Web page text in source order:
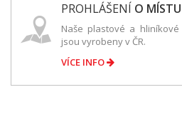
PROHLÁŠENÍ O
Naše plastové a
jsou vyrobeny v ČR.
VÍCE INFO